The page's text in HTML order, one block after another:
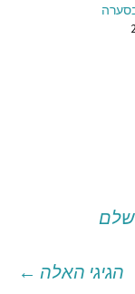
הגיגי האלה ←